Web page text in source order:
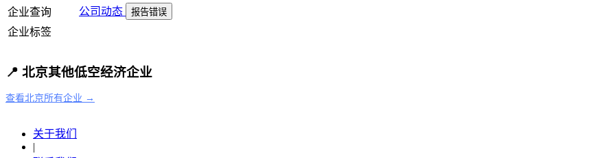
企业查询 公司动态 报告错误
企业标签
📍 北京其他低空经济企业
查看北京所有企业 →
关于我们
|